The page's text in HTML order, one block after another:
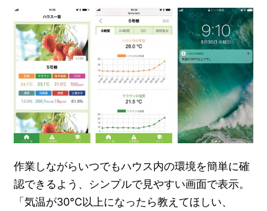
作業しながらいつでもハウス内の環境を簡単に確
認できるよう、シンプルで見やすい画面で表示。
「気温が30℃以上になったら教えてほしい、